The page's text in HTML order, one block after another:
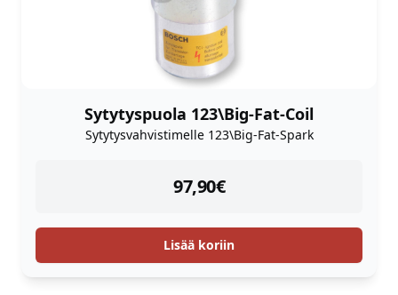
Sytytyspuola 123\Big-Fat-Coil
Sytytysvahvistimelle 123\Big-Fat-Spark
97,90€
instock
Lisää koriin